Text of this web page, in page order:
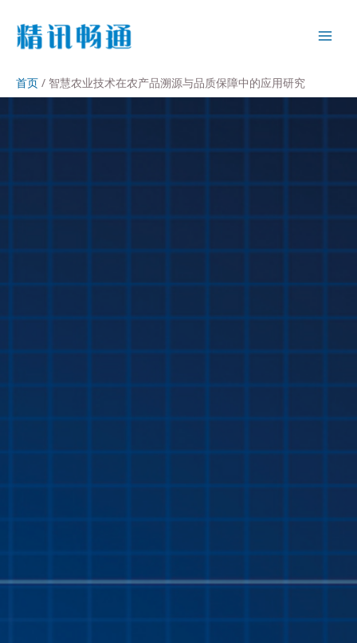
首页 智慧农业技术在农产品溯源与品质保障中的应用研究